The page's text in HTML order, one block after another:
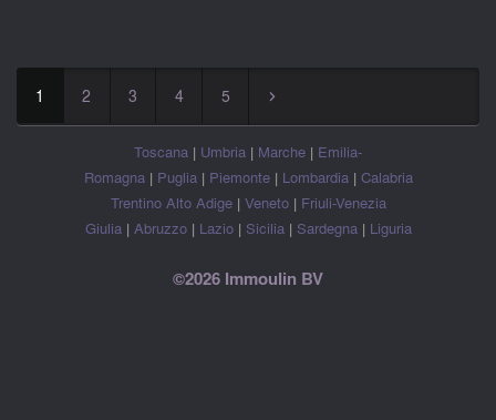
1 2 3 4 5 ▻
Toscana | Umbria | Marche | Emilia-
Romagna| Puglia| Piemonte| Lombardia| Calabria
Trentino Alto Adige| Veneto| Friuli-Venezia
Giulia| Abruzzo| Lazio| Sicilia| Sardegna| Liguria
©2026 Immoulin BV